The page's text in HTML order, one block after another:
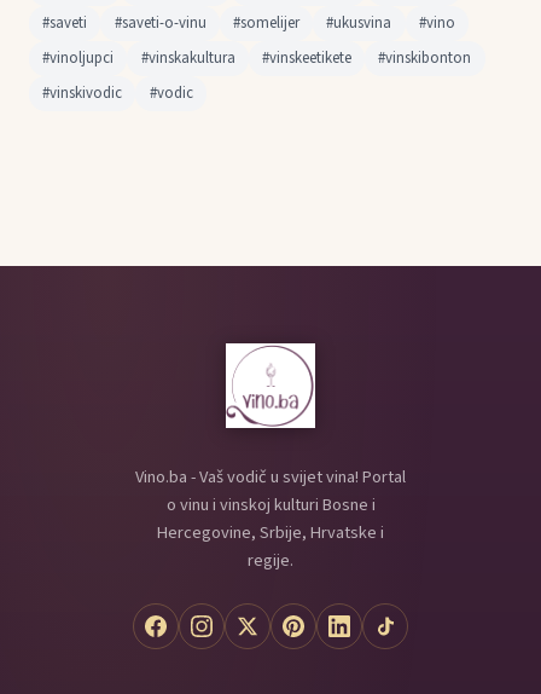
#saveti
#saveti-o-vinu #somelijer #ukusvina
#vino
#vinoljupci
#vinskakultura #vinskeetikete
#vinskibonton
#vinskivodic
#vodic
Vino.ba - Vaš vodič u svijet vina! Portal
o vinu i vinskoj kulturi Bosne i
Hercegovine, Srbije, Hrvatske i
regije.